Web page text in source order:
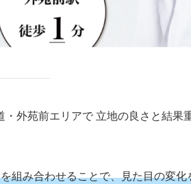
外苑前エリアで 立地の良さと結果
組み合わせることで、見た目の変